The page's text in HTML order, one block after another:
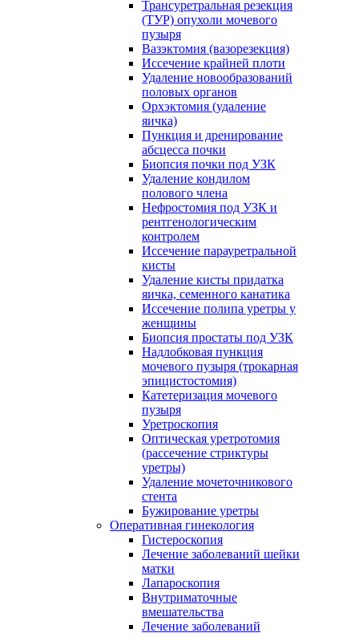
Трансуретральная резекция
(ТУР) опухоли мочевого
пузыря
Вазэктомия (вазорезекция)
Иссечение крайней плоти
Удаление новообразований
половых органов
Орхэктомия (удаление
яичка)
Пункция и дренирование
абсцесса почки
Биопсия почки под УЗК
Удаление кондилом
полового члена
Нефростомия под УЗК и
рентгенологическим
контролем
Иссечение парауретральной
кисты
Удаление кисты придатка
яичка, семенного канатика
Иссечение полипа уретры у
женщины
Биопсия простаты под УЗК
Надлобковая пункция
мочевого пузыря (трокарная
эпицистостомия)
Катетеризация мочевого
пузыря
Уретроскопия
Оптическая уретротомия
(рассечение стриктуры
уретры)
Удаление мочеточникового
стента
Бужирование уретры
Оперативная гинекология
Гистероскопия
Лечение заболеваний шейки
матки
Лапароскопия
Внутриматочные
вмешательства
Лечение заболеваний